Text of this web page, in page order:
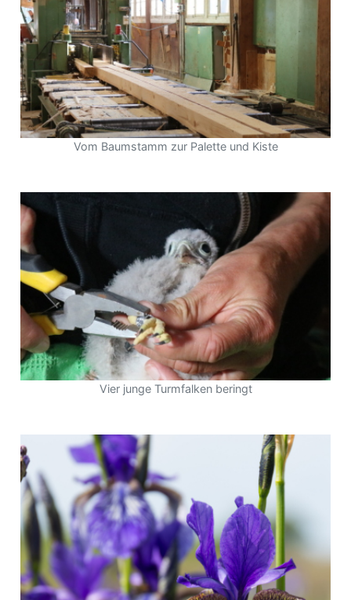
Vom Baumstamm zur Palette und Kiste
Vier junge Turmfalken beringt